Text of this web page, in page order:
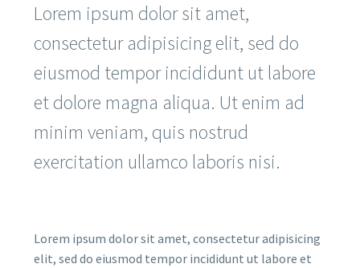
Lorem ipsum dolor sit amet,
consectetur adipisicing elit, sed do
eiusmod tempor incididunt ut labore
et dolore magna aliqua. Ut enim ad
minim veniam, quis nostrud
exercitation ullamco laboris nisi.
Lorem ipsum dolor sit amet, consectetur adipisicing
elit, sed do eiusmod tempor incididunt ut labore et